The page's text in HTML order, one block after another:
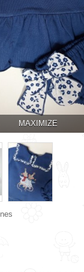
MAXIMIZE